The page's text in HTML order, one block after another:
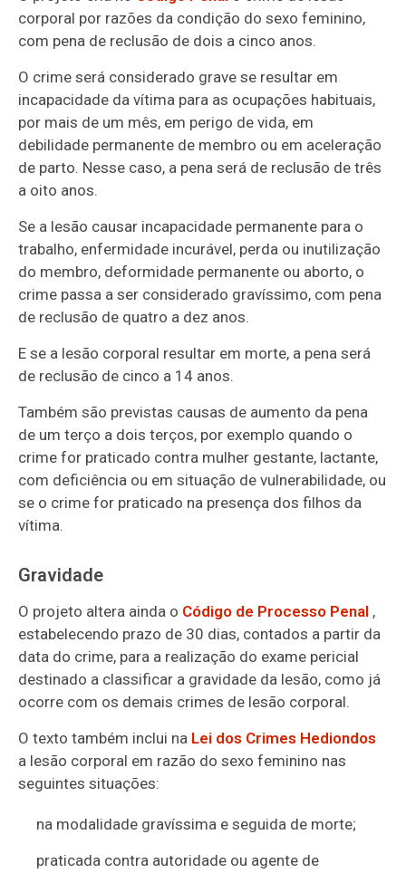
corporal por razões da condição do sexo feminino,
com pena de reclusão de dois a cinco anos.
O crime será considerado grave se resultar em
incapacidade da vítima para as ocupações habituais,
por mais de um mês, em perigo de vida, em
debilidade permanente de membro ou em aceleração
de parto. Nesse caso, a pena será de reclusão de três
a oito anos.
Se a lesão causar incapacidade permanente para o
trabalho, enfermidade incurável, perda ou inutilização
do membro, deformidade permanente ou aborto, o
crime passa a ser considerado gravíssimo, com pena
de reclusão de quatro a dez anos.
E se a lesão corporal resultar em morte, a pena será
de reclusão de cinco a 14 anos.
Também são previstas causas de aumento da pena
de um terço a dois terços, por exemplo quando o
crime for praticado contra mulher gestante, lactante,
com deficiência ou em situação de vulnerabilidade, ou
se o crime for praticado na presença dos filhos da
vítima.
Gravidade
O projeto altera ainda o Código de Processo Penal ,
estabelecendo prazo de 30 dias, contados a partir da
data do crime, para a realização do exame pericial
destinado a classificar a gravidade da lesão, como já
ocorre com os demais crimes de lesão corporal.
O texto também inclui na Lei dos Crimes Hediondos
a lesão corporal em razão do sexo feminino nas
seguintes situações:
na modalidade gravíssima e seguida de morte;
praticada contra autoridade ou agente de